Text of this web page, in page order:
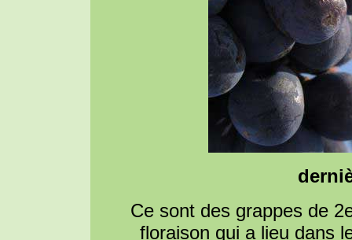
Ce sont des grappes de
floraison qui a lieu dans